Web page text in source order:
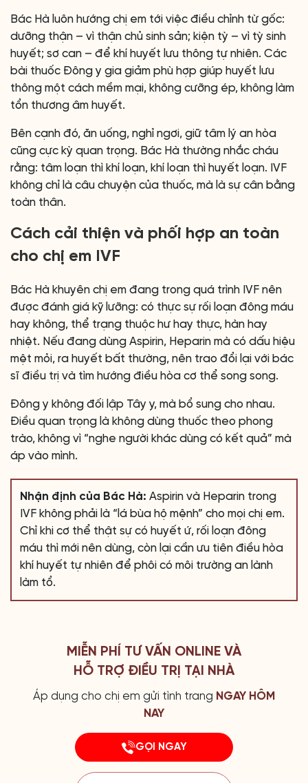
Bác Hà luôn hướng chị em tới việc điều chỉnh từ gốc:
dưỡng thận – vì thận chủ sinh sản; kiện tỳ – vì tỳ sinh
huyết; sơ can – để khí huyết lưu thông tự nhiên. Các
bài thuốc Đông y gia giảm phù hợp giúp huyết lưu
thông một cách mềm mại, không cưỡng ép, không làm
tổn thương âm huyết.
Bên cạnh đó, ăn uống, nghỉ ngơi, giữ tâm lý an hòa
cũng cực kỳ quan trọng. Bác Hà thường nhắc cháu
rằng: tâm loạn thì khí loạn, khí loạn thì huyết loạn. IVF
không chỉ là câu chuyện của thuốc, mà là sự cân bằng
toàn thân.
Cách cải thiện và phối hợp an toàn
cho chị em IVF
Bác Hà khuyên chị em đang trong quá trình IVF nên
được đánh giá kỹ lưỡng: có thực sự rối loạn đông máu
hay không, thể trạng thuộc hư hay thực, hàn hay
nhiệt. Nếu đang dùng Aspirin, Heparin mà có dấu hiệu
mệt mỏi, ra huyết bất thường, nên trao đổi lại với bác
sĩ điều trị và tìm hướng điều hòa cơ thể song song.
Đông y không đối lập Tây y, mà bổ sung cho nhau.
Điều quan trọng là không dùng thuốc theo phong
trào, không vì “nghe người khác dùng có kết quả” mà
áp vào mình.
Nhận định của Bác Hà: Aspirin và Heparin trong
IVF không phải là “lá bùa hộ mệnh” cho mọi chị em.
Chỉ khi cơ thể thật sự có huyết ứ, rối loạn đông
máu thì mới nên dùng, còn lại cần ưu tiên điều hòa
khí huyết tự nhiên để phôi có môi trường an lành
làm tổ.
MIỄN PHÍ TƯ VẤN ONLINE VÀ
HỖ TRỢ ĐIỀU TRỊ TẠI NHÀ
Áp dụng cho chị em gửi tình trang NGAY HÔM
NAY
GỌI NGAY